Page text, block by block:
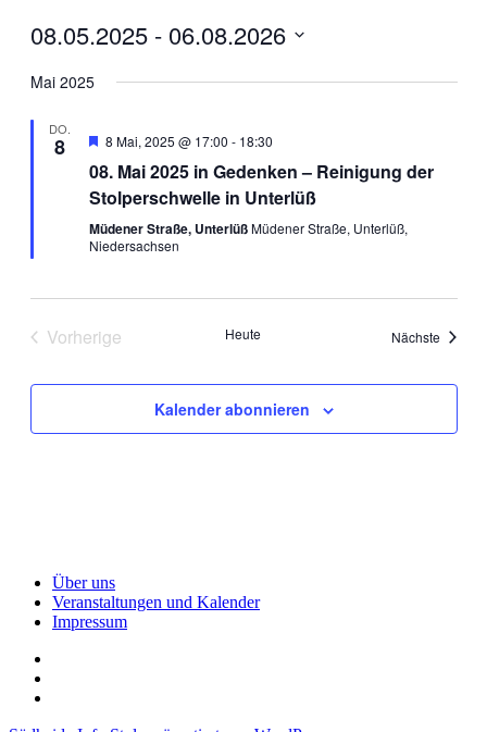
08.05.2025 - 06.08.2026
wählen.
Mai 2025
DO.
8 Empfohlen
8 Mai, 2025 @ 17:00 - 18:30
08. Mai 2025 in Gedenken – Reinigung der
Stolperschwelle in Unterlüß
Müdener Straße, UnterlüßMüdener Straße, Unterlüß,
Niedersachsen
Vorherige
Heute Nächste
Kalender abonnieren
Über uns
Veranstaltungen und Kalender
Impressum